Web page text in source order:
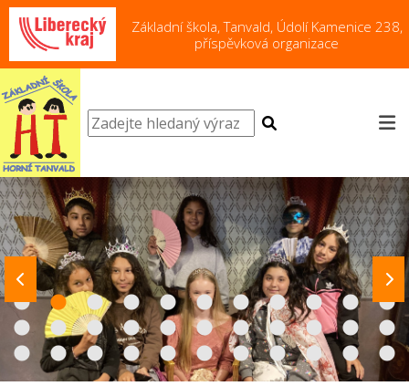
Základní škola, Tanvald, Údolí Kamenice 238,
příspěvková organizace